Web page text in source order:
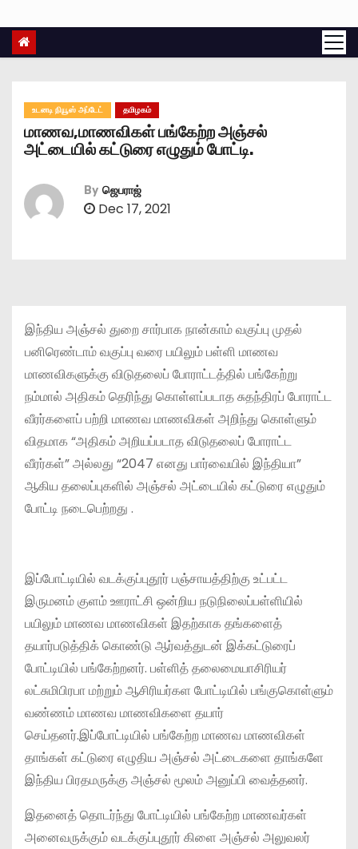
உடனடி நியூஸ் அப்டேட் தமிழகம்
மாணவ,மாணவிகள் பங்கேற்ற அஞ்சல்
அட்டையில் கட்டுரை எழுதும் போட்டி.
By ஜெபராஜ்
Dec 17, 2021
இந்திய அஞ்சல் துறை சார்பாக நான்காம் வகுப்பு முதல்
பனிரெண்டாம் வகுப்பு வரை பயிலும் பள்ளி மாணவ
மாணவிகளுக்கு விடுதலைப் போராட்டத்தில் பங்கேற்று
நம்மால் அதிகம் தெரிந்து கொள்ளப்படாத சுதந்திரப் போராட்ட
வீரர்களைப் பற்றி மாணவ மாணவிகள் அறிந்து கொள்ளும்
விதமாக “அதிகம் அறியப்படாத விடுதலைப் போராட்ட
வீரர்கள்” அல்லது “2047 எனது பார்வையில் இந்தியா”
ஆகிய தலைப்புகளில் அஞ்சல் அட்டையில் கட்டுரை எழுதும்
போட்டி நடைபெற்றது .
இப்போட்டியில் வடக்குப்புதூர் பஞ்சாயத்திற்கு உட்பட்ட
இருமனம் குளம் ஊராட்சி ஒன்றிய நடுநிலைப்பள்ளியில்
பயிலும் மாணவ மாணவிகள் இதற்காக தங்களைத்
தயார்படுத்திக் கொண்டு ஆர்வத்துடன் இக்கட்டுரைப்
போட்டியில் பங்கேற்றனர். பள்ளித் தலைமையாசிரியர்
லட்சுமிபிரபா மற்றும் ஆசிரியர்கள போட்டியில் பங்குகொள்ளும்
வண்ணம் மாணவ மாணவிகளை தயார்
செய்தனர்.இப்போட்டியில் பங்கேற்ற மாணவ மாணவிகள்
தாங்கள் கட்டுரை எழுதிய அஞ்சல் அட்டைகளை தாங்களே
இந்திய பிரதமருக்கு அஞ்சல் மூலம் அனுப்பி வைத்தனர்.
இதனைத் தொடர்ந்து போட்டியில் பங்கேற்ற மாணவர்கள்
அனைவருக்கும் வடக்குப்புதூர் கிளை அஞ்சல் அலுவலர்